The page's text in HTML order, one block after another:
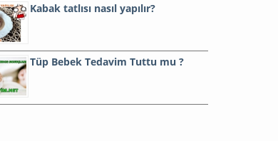
Kabak tatlısı nasıl yapılır?
Tüp Bebek Tedavim Tuttu mu ?